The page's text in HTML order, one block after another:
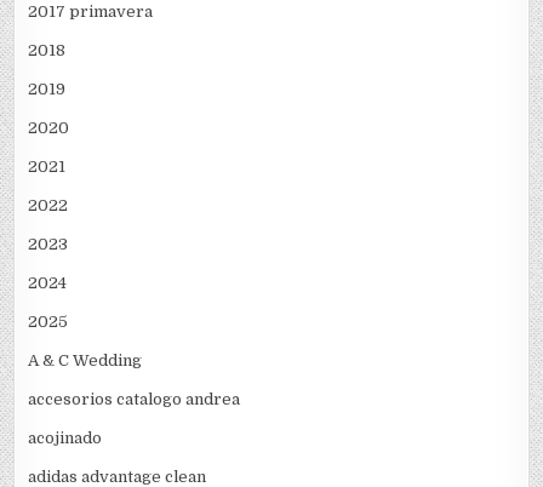
2017 primavera
2018
2019
2020
2021
2022
2023
2024
2025
A & C Wedding
accesorios catalogo andrea
acojinado
adidas advantage clean